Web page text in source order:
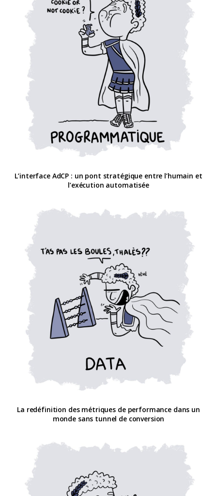
L’interface AdCP : un pont stratégique entre l’humain et
l’exécution automatisée
La redéfinition des métriques de performance dans un
monde sans tunnel de conversion